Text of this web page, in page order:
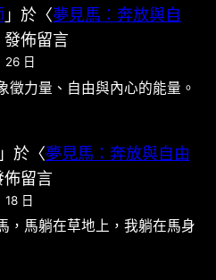
」於〈夢見馬：奔放與自
發佈留言
26 日
徵力量、自由與內心的能量。
」於〈夢見馬：奔放與自由
佈留言
日
，馬躺在草地上，我躺在馬身